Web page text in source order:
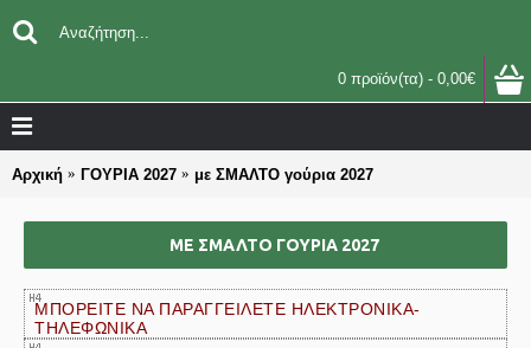
0 προϊόν(τα) - 0,00€
Αρχική ΓΟΥΡΙΑ 2027 με ΣΜΑΛΤΟ γούρια 2027
ΜΕ ΣΜΑΛΤΟ ΓΟΎΡΙΑ 2027
ΜΠΟΡΕΙΤΕ ΝΑ ΠΑΡΑΓΓΕΙΛΕΤΕ ΗΛΕΚΤΡΟΝΙΚΑ-
ΤΗΛΕΦΩΝΙΚΑ